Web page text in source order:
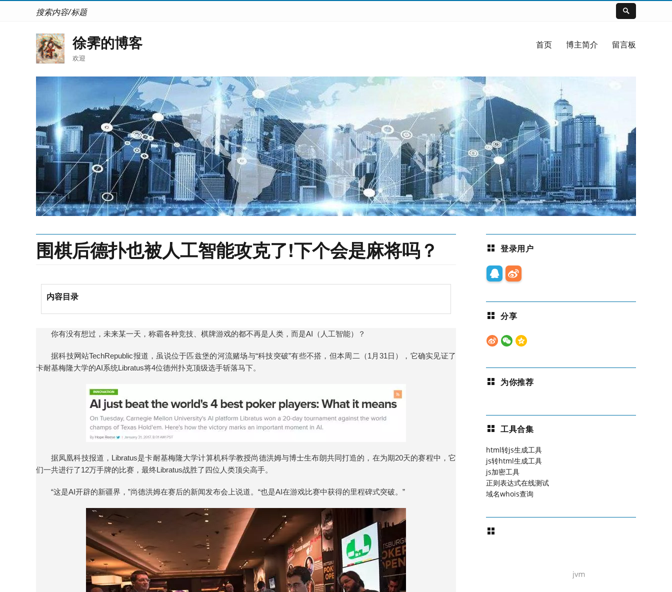
搜索内容/标题
徐霁的博客
欢迎
首页 博主简介 留言板
围棋后德扑也被人工智能攻克了!下个会是麻将吗？
内容目录
你有没有想过，未来某一天，称霸各种竞技、棋牌游戏的都不再是人类，而是AI（人工智能）？
据科技网站TechRepublic报道，虽说位于匹兹堡的河流赌场与“科技突破”有些不搭，但本周二（1月31日），它确实见证了
卡耐基梅隆大学的AI系统Libratus将4位德州扑克顶级选手斩落马下。
据凤凰科技报道，Libratus是卡耐基梅隆大学计算机科学教授尚德洪姆与博士生布朗共同打造的，在为期20天的赛程中，它
们一共进行了12万手牌的比赛，最终Libratus战胜了四位人类顶尖高手。
“这是AI开辟的新疆界，”尚德洪姆在赛后的新闻发布会上说道。“也是AI在游戏比赛中获得的里程碑式突破。”
登录用户
分享
为你推荐
工具合集
html转js生成工具
js转html生成工具
js加密工具
正则表达式在线测试
域名whois查询